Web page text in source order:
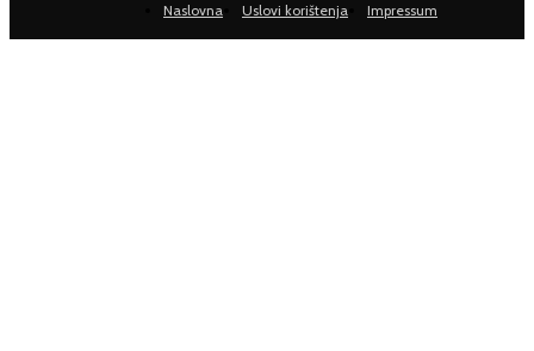
Naslovna Uslovi korištenja Impressum